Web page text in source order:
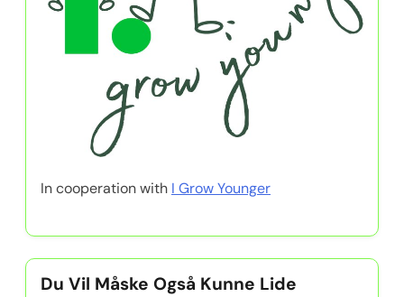
In cooperation with I Grow Younger
Du Vil Måske Også Kunne Lide